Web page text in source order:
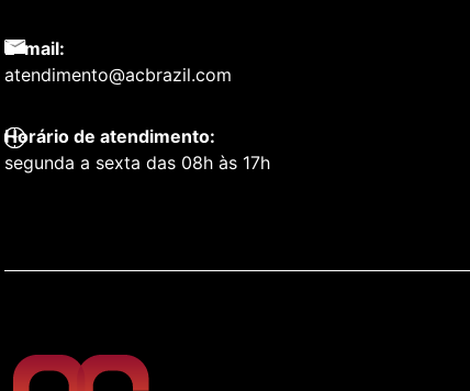
E-mail:
atendimento@acbrazil.com
Horário de atendimento:
segunda a sexta das 08h às 17h